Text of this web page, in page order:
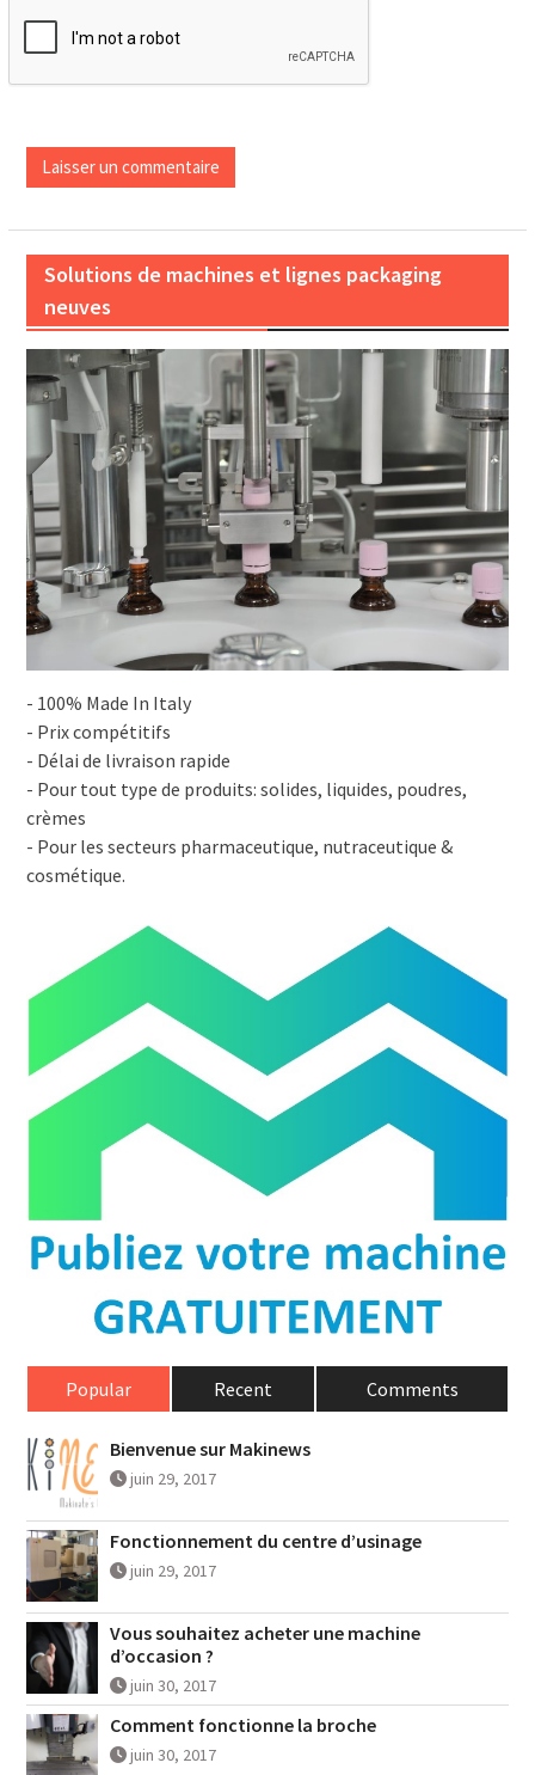
Solutions de machines et lignes packaging
neuves
- 100% Made In Italy
- Prix compétitifs
- Délai de livraison rapide
- Pour tout type de produits: solides, liquides, poudres,
crèmes
- Pour les secteurs pharmaceutique, nutraceutique &
cosmétique.
Popular Recent Comments
Bienvenue sur Makinews
juin 29, 2017
Fonctionnement du centre d’usinage
juin 29, 2017
Vous souhaitez acheter une machine
d’occasion ?
juin 30, 2017
Comment fonctionne la broche
juin 30, 2017